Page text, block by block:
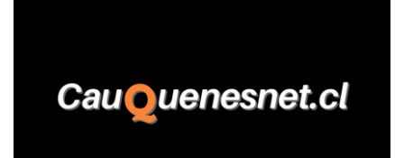
trabajadores, el edil descendió del vehículo y, en medio de la
confrontación, la habría tomado de los hombros, empujado al
suelo y agredido con golpes de pies y manos, mientr...